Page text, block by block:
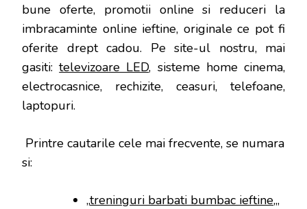
bune oferte, promotii online si reduceri la
imbracaminte online ieftine, originale ce pot fi
oferite drept cadou. Pe site-ul nostru, mai
gasiti:televizoare LED, sisteme home cinema,
electrocasnice, rechizite, ceasuri, telefoane,
laptopuri.
Printre cautarile cele mai frecvente, se numara
si:
„treninguri barbati bumbac ieftine„,